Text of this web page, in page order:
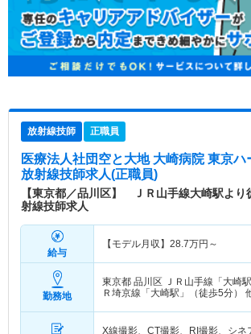
放射線技師 正職員
医療法人社団空と大地 大崎病院 東京ハ
放射線技師求人(正職員)
【東京都／品川区】 ＪＲ山手線大崎駅より
射線技師求人
給与
【モデル月収】 28.7万円～
勤務地
東京都 品川区 ＪＲ山手線「大崎
Ｒ埼京線「大崎駅」（徒歩5分）
X線撮影、CT撮影、RI撮影、シネ